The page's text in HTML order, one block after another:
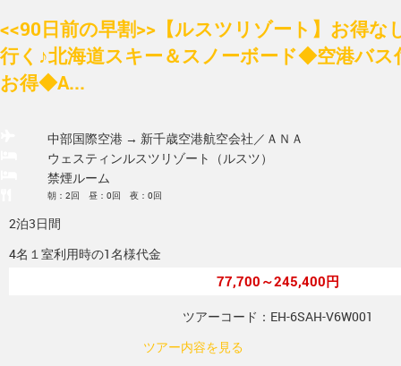
<<90日前の早割>>【ルスツリゾート】お得な
行く♪北海道スキー＆スノーボード◆空港バ
お得◆A...
中部国際空港 → 新千歳空港航空会社／ＡＮＡ
ウェスティンルスツリゾート（ルスツ）
禁煙ルーム
朝：2回 昼：0回 夜：0回
2泊3日間
4名１室利用時の1名様代金
77,700～245,400円
ツアーコード：EH-6SAH-V6W001
ツアー内容を見る